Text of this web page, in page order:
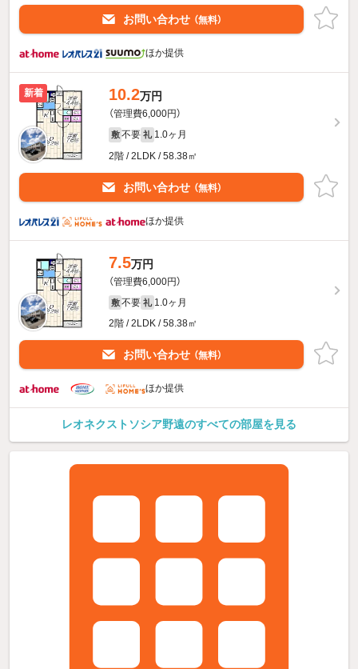
お問い合わせ （無料）
ほか提供
新着 10.2万円
（管理費6,000円）
敷 不要 礼 1.0ヶ月
2階 / 2LDK / 58.38㎡
お問い合わせ （無料）
ほか提供
7.5万円
（管理費6,000円）
敷 不要 礼 1.0ヶ月
2階 / 2LDK / 58.38㎡
お問い合わせ （無料）
ほか提供
レオネクストソシア野遠のすべての部屋を見る